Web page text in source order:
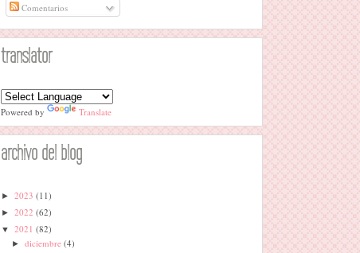
Comentarios
translator
Powered by Translate
archivo del blog
► 2023 (11)
► 2022 (62)
▼ 2021 (82)
►diciembre(4)